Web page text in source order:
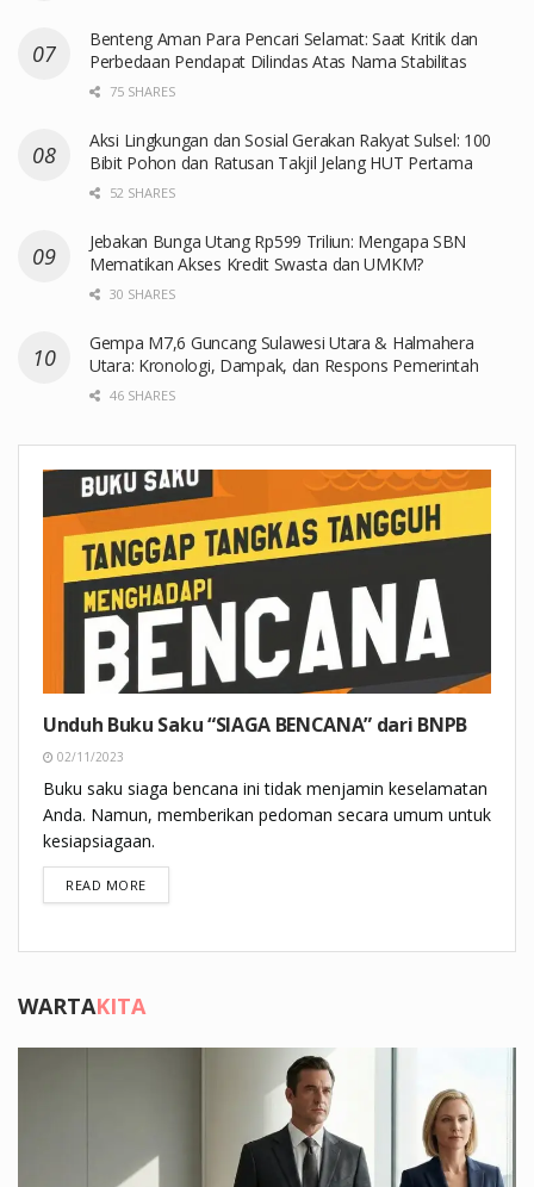
Benteng Aman Para Pencari Selamat: Saat Kritik dan
Perbedaan Pendapat Dilindas Atas Nama Stabilitas
75 SHARES
Aksi Lingkungan dan Sosial Gerakan Rakyat Sulsel: 100
Bibit Pohon dan Ratusan Takjil Jelang HUT Pertama
52 SHARES
Jebakan Bunga Utang Rp599 Triliun: Mengapa SBN
Mematikan Akses Kredit Swasta dan UMKM?
30 SHARES
Gempa M7,6 Guncang Sulawesi Utara & Halmahera
Utara: Kronologi, Dampak, dan Respons Pemerintah
46 SHARES
Unduh Buku Saku “SIAGA BENCANA” dari BNPB
02/11/2023
Buku saku siaga bencana ini tidak menjamin keselamatan
Anda. Namun, memberikan pedoman secara umum untuk
kesiapsiagaan.
READ MOREDETAILS
WARTAKITA